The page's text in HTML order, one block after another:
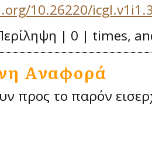
10.26220/
| 0 | times,
Αναφορά
προς το παρόν